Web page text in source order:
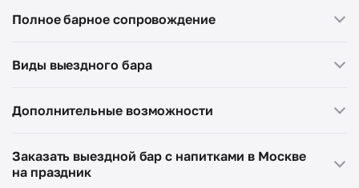
Полное барное сопровождение
Виды выездного бара
нео бары;
безалкогольные детские;
Дополнительные возможности
Заказать выездной бар с напитками в Москве
на праздник